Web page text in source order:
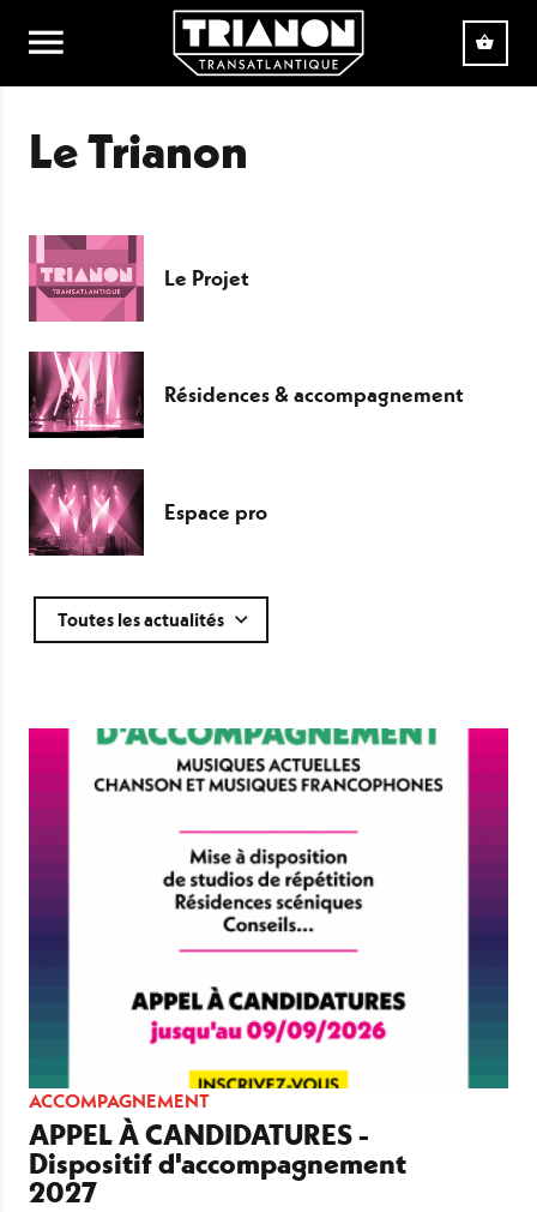
Aller au contenu principal
Le Trianon
Le Projet
Résidences & accompagnement
Espace pro
Toutes les actualités
ACCOMPAGNEMENT
APPEL À CANDIDATURES -
Dispositif d'accompagnement
2027